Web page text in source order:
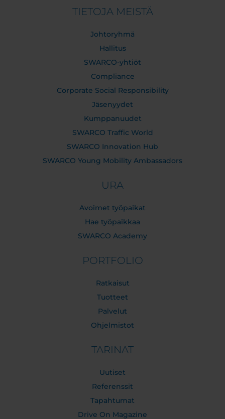
TIETOJA MEISTÄ
Johtoryhmä
Hallitus
SWARCO-yhtiöt
Compliance
Corporate Social Responsibility
Jäsenyydet
Kumppanuudet
SWARCO Traffic World
SWARCO Innovation Hub
SWARCO Young Mobility Ambassadors
URA
Avoimet työpaikat
Hae työpaikkaa
SWARCO Academy
PORTFOLIO
Ratkaisut
Tuotteet
Palvelut
Ohjelmistot
TARINAT
Uutiset
Referenssit
Tapahtumat
Drive On Magazine